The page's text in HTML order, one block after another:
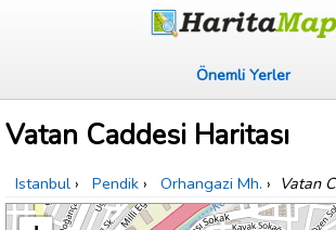
Önemli Yerler
Vatan Caddesi Haritası
Istanbul › Pendik › Orhangazi Mh. › Vatan